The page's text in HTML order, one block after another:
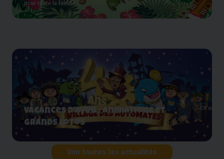
pour toute la famille.
Vacances d’avril : animations et
grands lotos
En
Voir toutes les actualités